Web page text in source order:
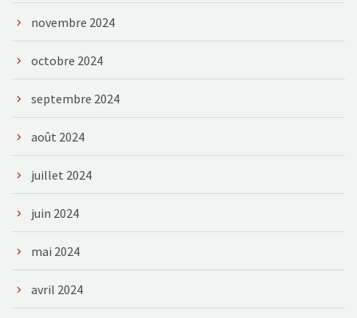
novembre 2024
octobre 2024
septembre 2024
août 2024
juillet 2024
juin 2024
mai 2024
avril 2024